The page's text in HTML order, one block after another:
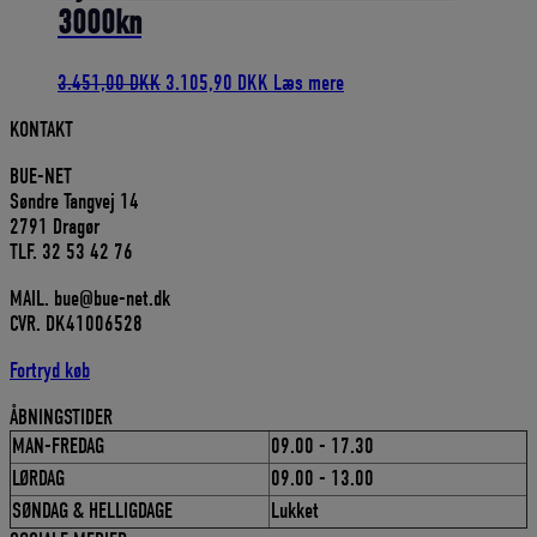
3000kn
3.451,00DKK Den
3.105,90 DKK Den
Læs mere
KONTAKT
BUE-NET
Søndre Tangvej 14
2791 Dragør
TLF. 32 53 42 76
MAIL. bue@bue-net.dk
CVR. DK41006528
Fortryd køb
ÅBNINGSTIDER
MAN-FREDAG
09.00 - 17.30
LØRDAG
09.00 - 13.00
SØNDAG & HELLIGDAGE
Lukket